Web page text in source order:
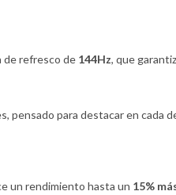
de refresco de 144Hz, que
pensado para destacar en cada
un rendimiento hasta un 15%